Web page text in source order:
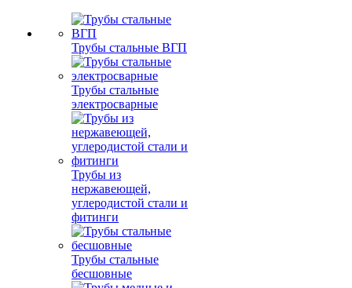
Трубы стальные ВГП
Трубы стальные
электросварные
Трубы из
нержавеющей,
углеродистой стали и
фитинги
Трубы стальные
бесшовные